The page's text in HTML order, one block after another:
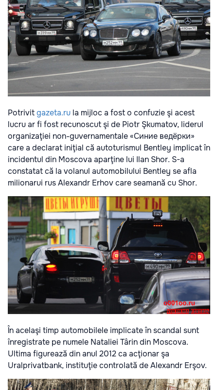
Potrivitgazeta.ru la mijloc a fost o confuzie şi acest
lucru ar fi fost recunoscut şi de Piotr Şkumatov, liderul
organizaţiei non-guvernamentale «Синиe ведёрки»
care a declarat iniţial că autoturismul Bentley implicat în
incidentul din Moscova aparţine lui Ilan Shor. S-a
constatat că la volanul automobilului Bentley se afla
milionarui rus Alexandr Erhov care seamană cu Shor.
În acelaşi timp automobilele implicate în scandal sunt
înregistrate pe numele Nataliei Târin din Moscova.
Ultima figurează din anul 2012 ca acţionar şa
Uralprivatbank, instituţie controlată de Alexandr Erşov.